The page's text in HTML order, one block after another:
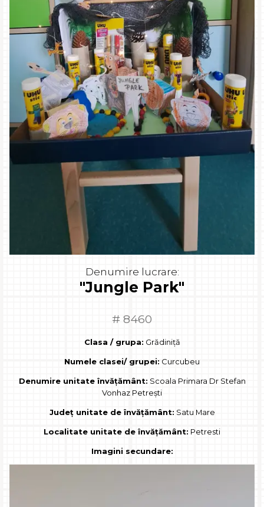
Denumire lucrare:
"Jungle Park"
# 8460
Clasa / grupa: Grădiniță
Numele clasei/ grupei: Curcubeu
Denumire unitate învățământ: Scoala Primara Dr Stefan
Vonhaz Petreşti
Județ unitate de învățământ: Satu Mare
Localitate unitate de învățământ: Petresti
Imagini secundare: